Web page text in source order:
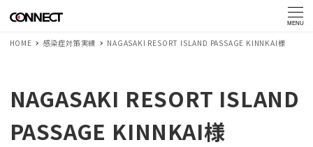
MENU
HOME 感染症対策実績 NAGASAKI RESORT ISLAND PASSAGE KINNKAI様
NAGASAKI RESORT ISLAND
PASSAGE KINNKAI様